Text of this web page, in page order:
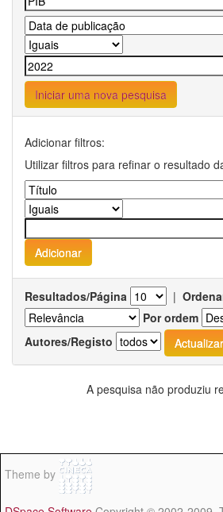
Iniciar uma nova pesquisa
Adicionar filtros:
Utilizar filtros para refinar o resultado
Resultados/Página |
Por ordem
Autores/Registo
A pesquisa não produziu
Theme by